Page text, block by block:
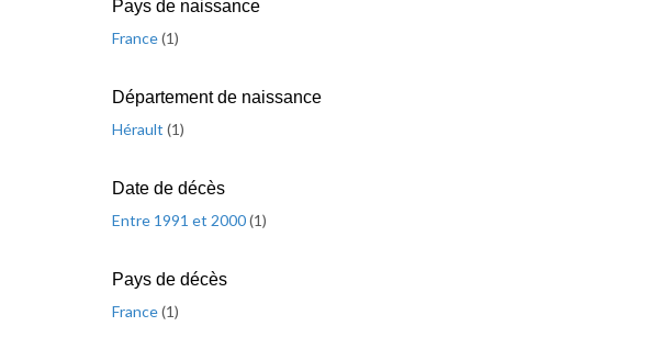
Pays de naissance
France(1)
Département de naissance
Hérault (1)
Date de décès
Entre 1991 et 2000(1)
Pays de décès
France(1)